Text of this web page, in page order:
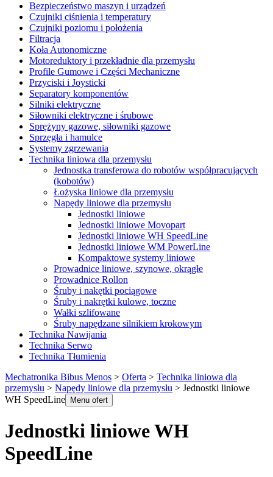
Bezpieczeństwo maszyn i urządzeń
Czujniki ciśnienia i temperatury
Czujniki poziomu i położenia
Filtracja
Koła Autonomiczne
Motoreduktory i przekładnie dla przemysłu
Profile Gumowe i Części Mechaniczne
Przyciski i Joysticki
Separatory komponentów
Silniki elektryczne
Siłowniki elektryczne i śrubowe
Sprężyny gazowe, siłowniki gazowe
Sprzęgła i hamulce
Systemy zgrzewania
Technika liniowa dla przemysłu
Jednostka transferowa do robotów współpracujących
(kobotów)
Łożyska liniowe dla przemysłu
Napędy liniowe dla przemysłu
Jednostki liniowe
Jednostki liniowe Movopart
Jednostki liniowe WH SpeedLine
Jednostki liniowe WM PowerLine
Kompaktowe systemy liniowe
Prowadnice liniowe, szynowe, okrągłe
Prowadnice Rollon
Śruby i nakętki pociągowe
Śruby i nakrętki kulowe, toczne
Wałki szlifowane
Śruby napędzane silnikiem krokowym
Technika Nawijania
Technika Serwo
Technika Tłumienia
Mechatronika Bibus Menos > Oferta > Technika liniowa dla
przemysłu > Napędy liniowe dla przemysłu > Jednostki liniowe
WH SpeedLine
Menu ofert
Jednostki liniowe WH
SpeedLine